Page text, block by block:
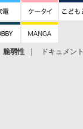
脆弱性 ドキュメント